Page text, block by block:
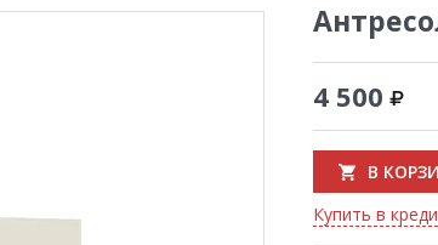
4 500
В
Купить в